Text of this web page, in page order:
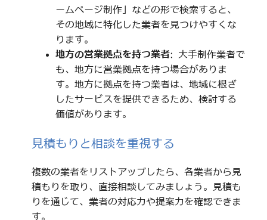
ームページ制作」などの形で検索すると、
その地域に特化した業者を見つけやすくな
ります。
地方の営業拠点を持つ業者: 大手制作業者で
も、地方に営業拠点を持つ場合がありま
す。地方に拠点を持つ業者は、地域に根ざ
したサービスを提供できるため、検討する
価値があります。
見積もりと相談を重視する
複数の業者をリストアップしたら、各業者から見
積もりを取り、直接相談してみましょう。見積も
りを通じて、業者の対応力や提案力を確認できま
す。